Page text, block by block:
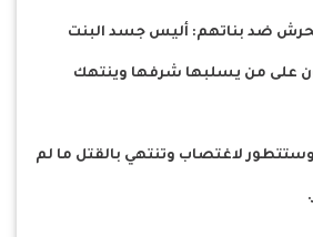
ضد بناتهم: أليس جسد البنت
على من يسلبها شرفها وينتهك
وستتطور لاغتصاب وتنتهي بالقتل ما لم